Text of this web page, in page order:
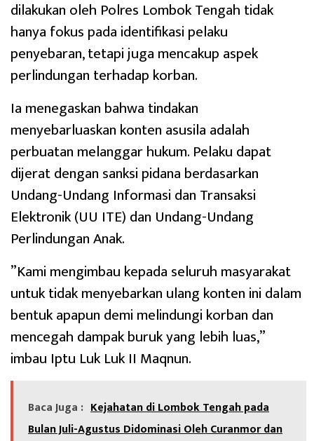
dilakukan oleh Polres Lombok Tengah tidak
hanya fokus pada identifikasi pelaku
penyebaran, tetapi juga mencakup aspek
perlindungan terhadap korban.
‎Ia menegaskan bahwa tindakan
menyebarluaskan konten asusila adalah
perbuatan melanggar hukum. Pelaku dapat
dijerat dengan sanksi pidana berdasarkan
Undang-Undang Informasi dan Transaksi
Elektronik (UU ITE) dan Undang-Undang
Perlindungan Anak.
‎”Kami mengimbau kepada seluruh masyarakat
untuk tidak menyebarkan ulang konten ini dalam
bentuk apapun demi melindungi korban dan
mencegah dampak buruk yang lebih luas,”
imbau Iptu Luk Luk II Maqnun.
Baca Juga : Kejahatan di Lombok Tengah pada
Bulan Juli-Agustus Didominasi Oleh Curanmor dan